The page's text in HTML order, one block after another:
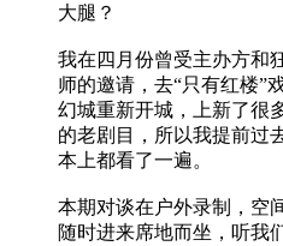
大腿？
我在四月份曾受主办方和
师的邀请，去“只有红楼”
幻城重新开城，上新了很
的老剧目，所以我提前过
本上都看了一遍。
本期对谈在户外录制，空
随时进来席地而坐，听我